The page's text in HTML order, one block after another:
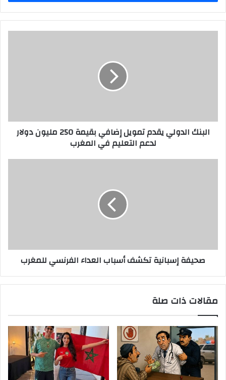
البنك الدولي يقدم تمويل إضافي بقيمة 250 مليون دولار
لدعم التعليم في المغرب
صحيفة إسبانية تكشف أسباب العداء الفرنسي للمغرب
مقالات ذات صلة